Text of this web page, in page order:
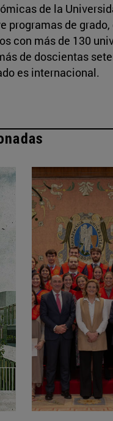
de la
programas de
con más de 130
de doscientas
es internacional.